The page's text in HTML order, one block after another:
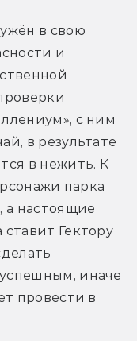
в свою
и
с ним
в результате
в нежить. К
парка
а настоящие
Гектору
иначе
провести в